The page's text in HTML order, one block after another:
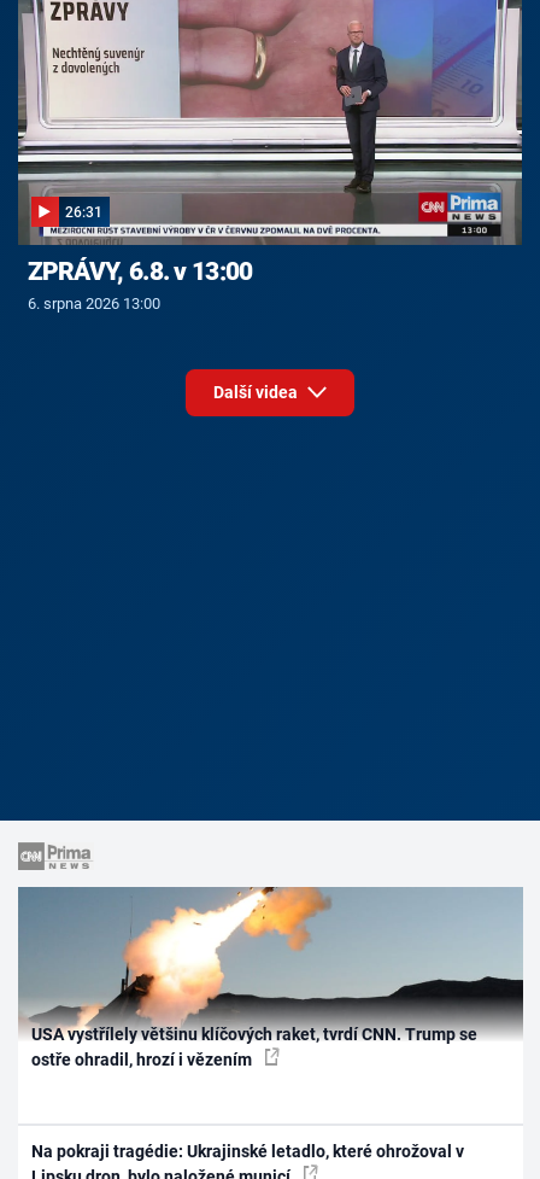
26:31
ZPRÁVY, 6.8. v 13:00
6. srpna 2026 13:00
Další videa
USA vystřílely většinu klíčových raket, tvrdí CNN. Trump se
ostře ohradil, hrozí i vězením
Na pokraji tragédie: Ukrajinské letadlo, které ohrožoval v